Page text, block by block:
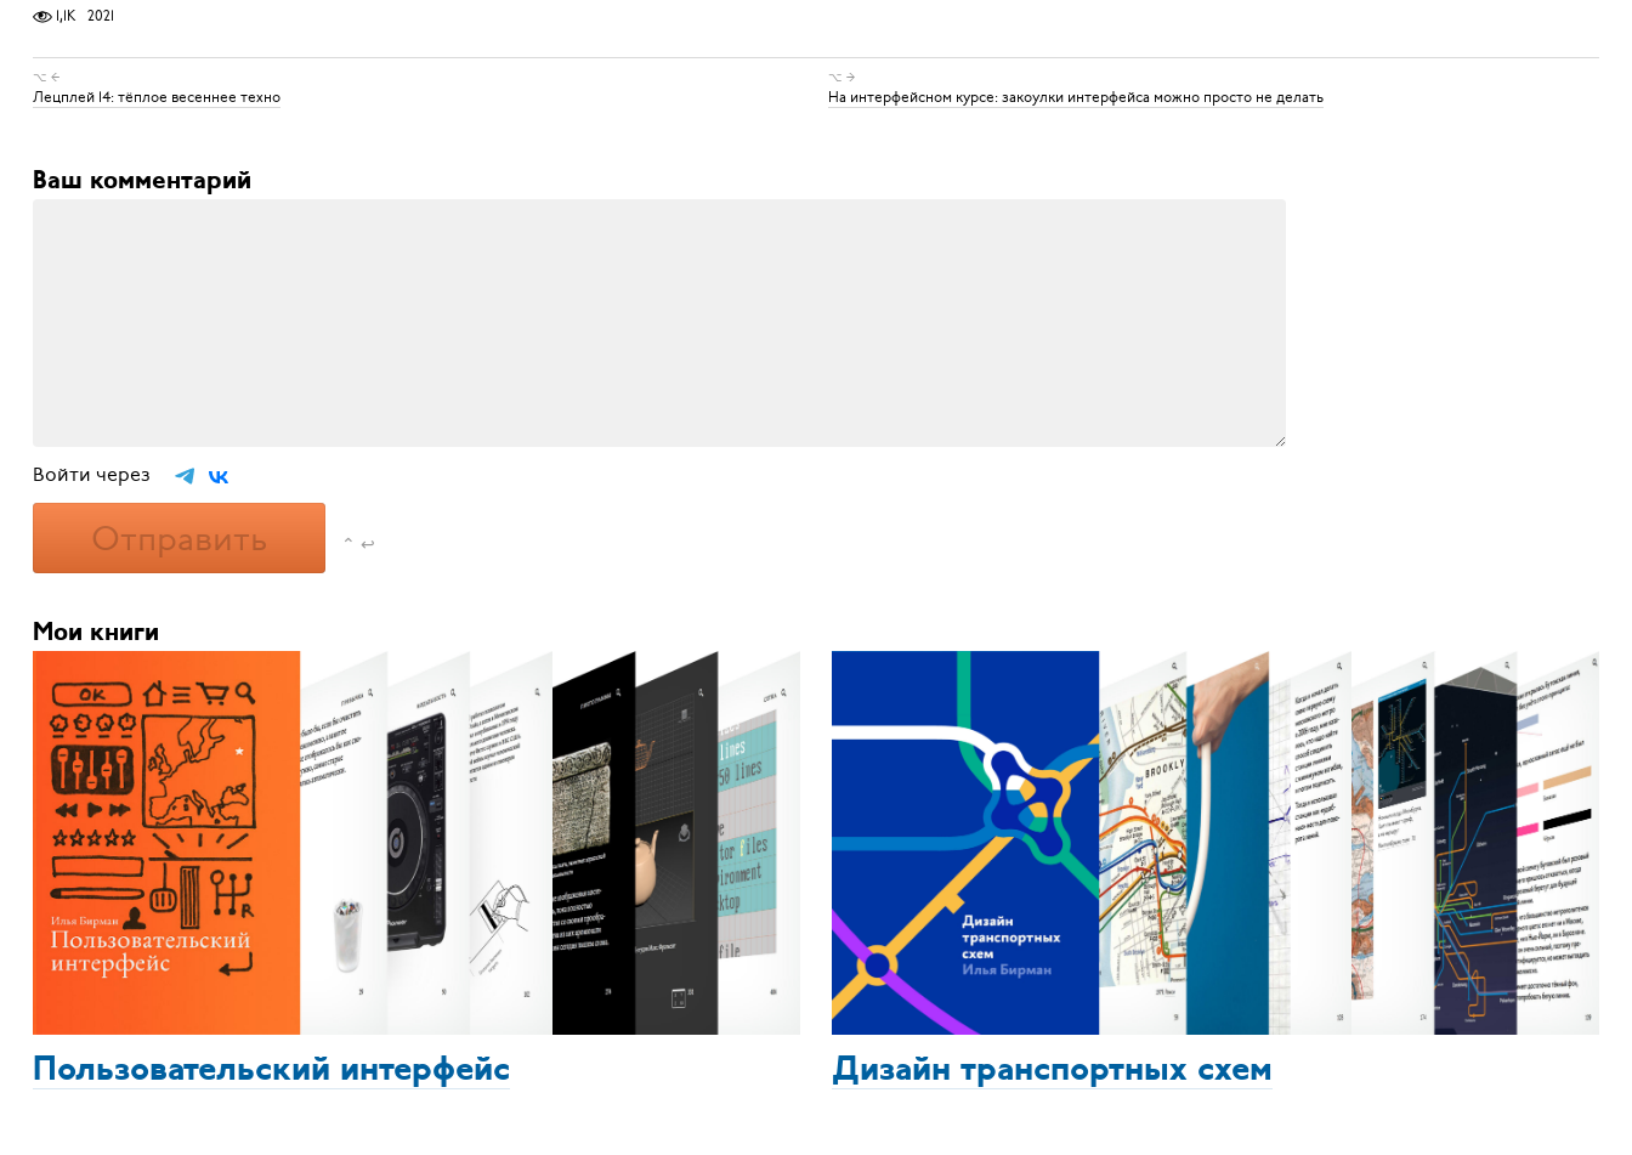
1,1K 2021
⌥ ←
Лецплей 14: тёплое весеннее техно
⌥ →
На интерфейсном курсе: закоулки интерфейса можно просто не делать
Ваш комментарий
Войти через
Отправить ⌃ ↩
Мои книги
Пользовательский интерфейс Дизайн транспортных схем